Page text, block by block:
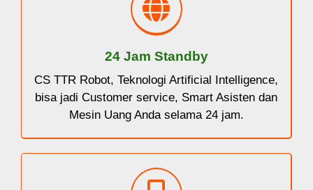
24 Jam Standby
CS TTR Robot, Teknologi Artificial Intelligence,
bisa jadi Customer service, Smart Asisten dan
Mesin Uang Anda selama 24 jam.